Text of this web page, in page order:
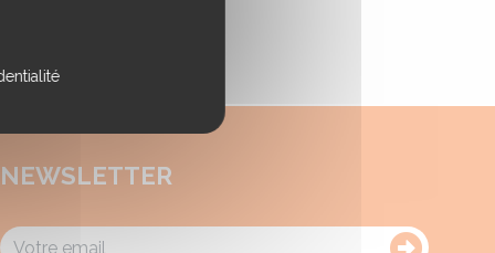
NEWSLETTER